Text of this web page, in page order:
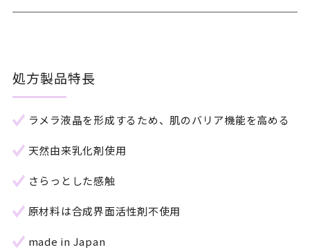
処方製品特長
ラメラ液晶を形成するため、肌のバリア機能を高める
天然由来乳化剤使用
さらっとした感触
原材料は合成界面活性剤不使用
made in Japan